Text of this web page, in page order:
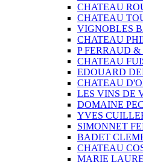
CHATEAU
CHATEAU
VIGNOBLES
CHATEAU
P FERRAUD &
CHATEAU
EDOUARD
CHATEAU
LES VINS DE
DOMAINE
YVES
SIMONNET
BADET
CHATEAU
MARIE